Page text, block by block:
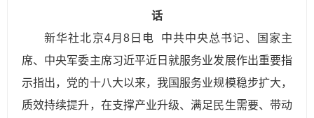
话
新华社北京4月8日电 中共中央总书记、国家主
席、中央军委主席习近平近日就服务业发展作出重要指
示指出，党的十八大以来，我国服务业规模稳步扩大，
质效持续提升，在支撑产业升级、满足民生需要、带动